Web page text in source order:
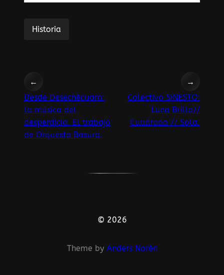
Historia
←
Desde Desechécuaro:
la música del
desperdicio. El trabajo
de Orquesta Basura.
Colectivo SINESTO:
Luna Brilla//
Cuadrado // Sola.
→
© 2026
Theme by Anders Norén